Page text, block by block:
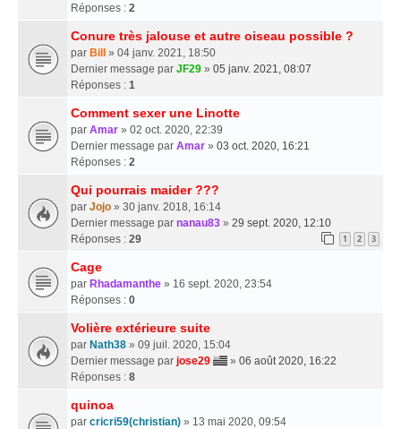
Réponses : 2
Conure très jalouse et autre oiseau possible ?
par Bill » 04 janv. 2021, 18:50
Dernier message par JF29 » 05 janv. 2021, 08:07
Réponses : 1
Comment sexer une Linotte
par Amar » 02 oct. 2020, 22:39
Dernier message par Amar » 03 oct. 2020, 16:21
Réponses : 2
Qui pourrais maider ???
par Jojo » 30 janv. 2018, 16:14
Dernier message par nanau83 » 29 sept. 2020, 12:10
Réponses : 29 1 2 3
Cage
par Rhadamanthe » 16 sept. 2020, 23:54
Réponses : 0
Volière extérieure suite
par Nath38 » 09 juil. 2020, 15:04
Dernier message par jose29 » 06 août 2020, 16:22
Réponses : 8
quinoa
par cricri59(christian) » 13 mai 2020, 09:54